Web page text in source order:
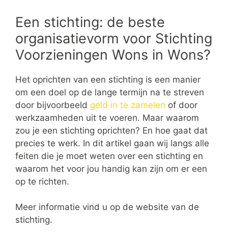
Een stichting: de beste
organisatievorm voor Stichting
Voorzieningen Wons in Wons?
Het oprichten van een stichting is een manier
om een doel op de lange termijn na te streven
door bijvoorbeeld geld in te zamelen of door
werkzaamheden uit te voeren. Maar waarom
zou je een stichting oprichten? En hoe gaat dat
precies te werk. In dit artikel gaan wij langs alle
feiten die je moet weten over een stichting en
waarom het voor jou handig kan zijn om er een
op te richten.
Meer informatie vind u op de website van de
stichting.